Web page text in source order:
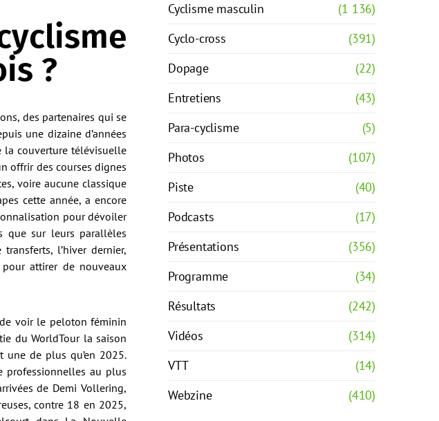
?
des partenaires qui se
une dizaine d’années
la couverture télévisuelle
offrir des courses dignes
voire aucune classique
cette année, a encore
pour dévoiler
que sur leurs parallèles
l’hiver dernier,
attirer de nouveaux
voir le peloton féminin
du WorldTour la saison
une de plus qu’en 2025.
professionnelles au plus
de Demi Vollering,
contre 18 en 2025,
Cyclisme masculin
(1 136)
Cyclo-cross
(391)
Dopage
(22)
Entretiens
(43)
Para-cyclisme
(5)
Photos
(107)
Piste
(40)
Podcasts
(17)
Présentations
(356)
Programme
(34)
Résultats
(242)
Vidéos
(314)
VTT
(14)
Webzine
(410)